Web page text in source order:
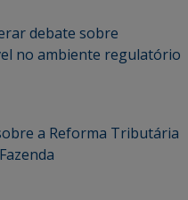
debate sobre
no ambiente regulatório
a Reforma Tributária